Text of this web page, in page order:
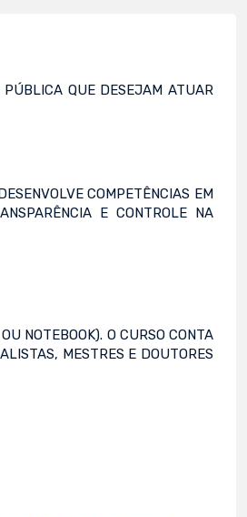
PÚBLICA QUE DESEJAM ATUAR
COMPETÊNCIAS EM
E CONTROLE NA
NOTEBOOK). O CURSO CONTA
MESTRES E DOUTORES